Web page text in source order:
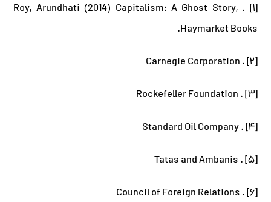
[۱] . Roy, Arundhati (2014) Capitalism: A Ghost Story,
Haymarket Books.
[۲] . Carnegie Corporation
[۳] . Rockefeller Foundation
[۴] . Standard Oil Company
[۵] . Tatas and Ambanis
[۶] . Council of Foreign Relations